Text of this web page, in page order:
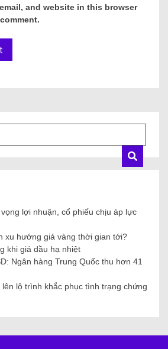
and website in this browser
lợi nhuận, cổ phiếu chịu áp lực
xu hướng giá vàng thời gian tới?
khi giá dầu hạ nhiệt
Ngân hàng Trung Quốc thu hơn 41
lộ trình khắc phục tình trạng chứng